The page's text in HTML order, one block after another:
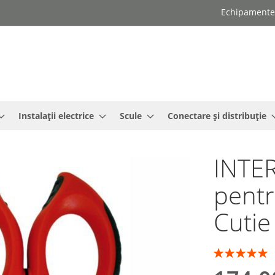
Instalații electrice Scule Conectare și distribuție
Rating: